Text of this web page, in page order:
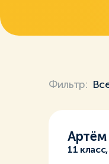
Фильтр:
Артём
11